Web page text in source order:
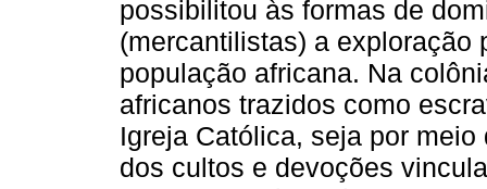
possibilitou às formas de
(mercantilistas) a exploração
população africana. Na
africanos trazidos como
Igreja Católica, seja por
dos cultos e devoções